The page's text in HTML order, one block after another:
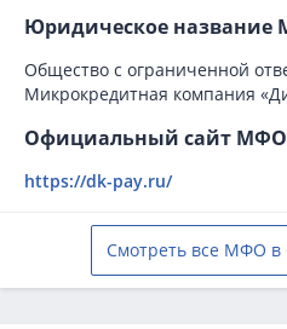
Юридическое название
Общество с ограниченной
Микрокредитная компания
Официальный сайт
https://dk-pay.ru/
Смотреть все МФО в